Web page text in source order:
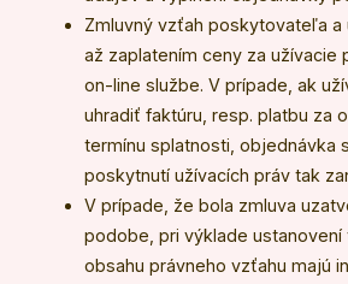
Zmluvný vzťah poskytovateľa
až zaplatením ceny za užívacie
on-line službe. V prípade, ak
uhradiť faktúru, resp. platbu za
termínu splatnosti, objednávka
poskytnutí užívacích práv tak
V prípade, že bola zmluva
podobe, pri výklade ustanovení
obsahu právneho vzťahu majú